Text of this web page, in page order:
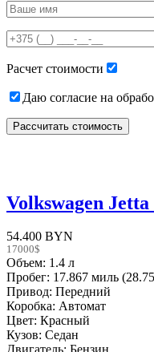
leave
field
empty.
Расчет стоимости
Даю согласие на
Volkswagen Jetta
54.400 BYN
17000$
Объем: 1.4 л
Пробег: 17.867 миль
Привод: Передний
Коробка: Автомат
Цвет: Красный
Кузов: Седан